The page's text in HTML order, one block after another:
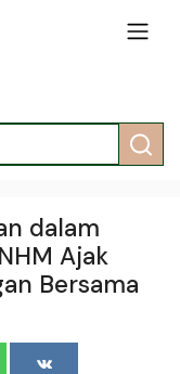
dalam
Ajak
Bersama